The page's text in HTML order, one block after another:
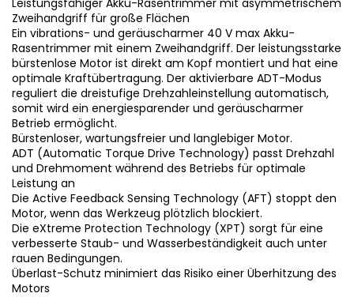
Leistungsfähiger Akku-Rasentrimmer mit asymmetrischem
Zweihandgriff für große Flächen
Ein vibrations- und geräuscharmer 40 V max Akku-
Rasentrimmer mit einem Zweihandgriff. Der leistungsstarke
bürstenlose Motor ist direkt am Kopf montiert und hat eine
optimale Kraftübertragung. Der aktivierbare ADT-Modus
reguliert die dreistufige Drehzahleinstellung automatisch,
somit wird ein energiesparender und geräuscharmer
Betrieb ermöglicht.
Bürstenloser, wartungsfreier und langlebiger Motor.
ADT (Automatic Torque Drive Technology) passt Drehzahl
und Drehmoment während des Betriebs für optimale
Leistung an
Die Active Feedback Sensing Technology (AFT) stoppt den
Motor, wenn das Werkzeug plötzlich blockiert.
Die eXtreme Protection Technology (XPT) sorgt für eine
verbesserte Staub- und Wasserbeständigkeit auch unter
rauen Bedingungen.
Überlast-Schutz minimiert das Risiko einer Überhitzung des
Motors